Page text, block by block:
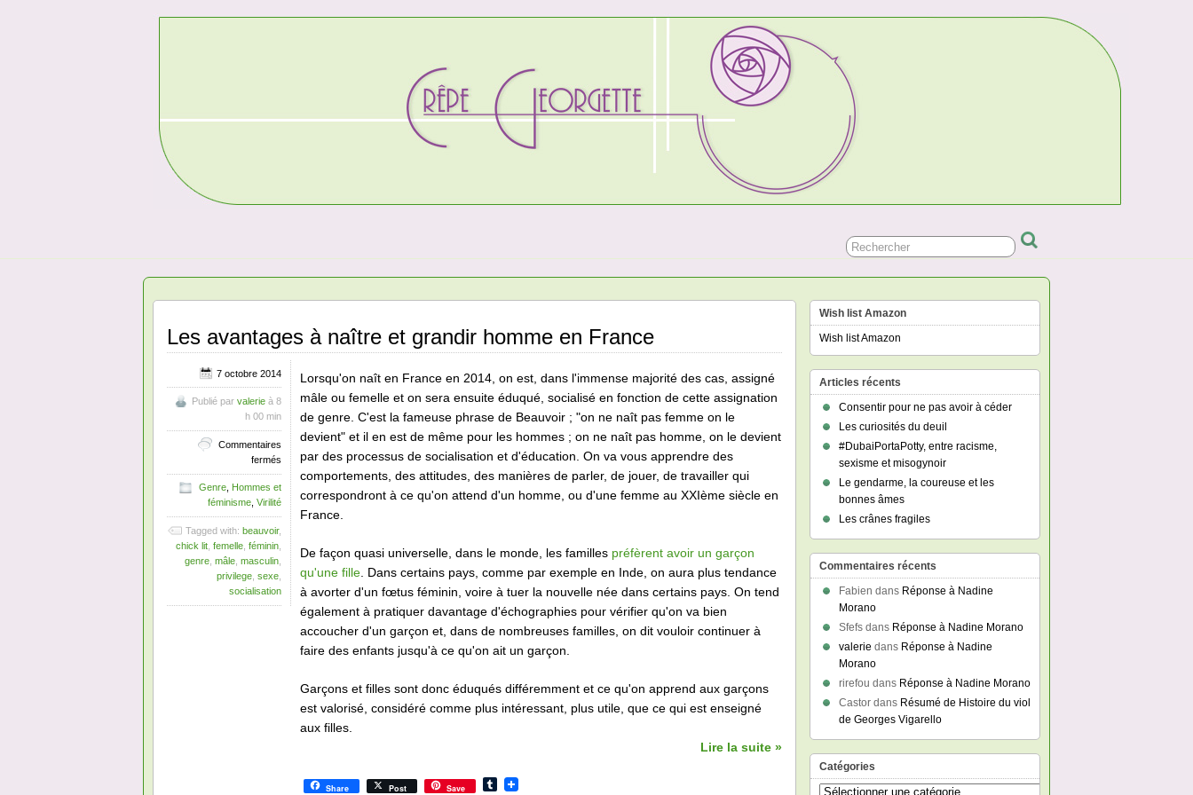
Les avantages à naître et grandir homme en France
Lorsqu'on naît en France en 2014, on est, dans l'immense majorité des cas, assigné
mâle ou femelle et on sera ensuite éduqué, socialisé en fonction de cette assignation
de genre. C'est la fameuse phrase de Beauvoir ; "on ne naît pas femme on le
devient" et il en est de même pour les hommes ; on ne naît pas homme, on le devient
par des processus de socialisation et d'éducation. On va vous apprendre des
comportements, des attitudes, des manières de parler, de jouer, de travailler qui
correspondront à ce qu'on attend d'un homme, ou d'une femme au XXIème siècle en
France.
De façon quasi universelle, dans le monde, les familles préfèrent avoir un garçon
qu'une fille . Dans certains pays, comme par exemple en Inde, on aura plus tendance
à avorter d'un fœtus féminin, voire à tuer la nouvelle née dans certains pays. On tend
également à pratiquer davantage d'échographies pour vérifier qu'on va bien
accoucher d'un garçon et, dans de nombreuses familles, on dit vouloir continuer à
faire des enfants jusqu'à ce qu'on ait un garçon.
Garçons et filles sont donc éduqués différemment et ce qu'on apprend aux garçons
est valorisé, considéré comme plus intéressant, plus utile, que ce qui est enseigné
aux filles.
Lire la suite »
Share Post Save Tumblr
7 octobre 2014
Publié par valerie à 8
h 00 min
Commentaires
fermés sur
Les
avantages
à
naître
grandir
homme
en
France
Genre, Hommes et
féminisme, Virilité
Tagged with: beauvoir,
chick lit femelle féminin
genre mâle masculin
privilege sexe
socialisation
Wish list Amazon
Wish list Amazon
Articles récents
Consentir pour ne pas avoir à céder
Les curiosités du deuil
#DubaiPortaPotty, entre racisme,
sexisme et misogynoir
Le gendarme, la coureuse et les
bonnes âmes
Les crânes fragiles
Commentaires récents
Fabien dans Réponse à Nadine
Morano
Sfefs dans Réponse à Nadine Morano
valerie dans Réponse à Nadine
Morano
rirefou dans Réponse à Nadine Morano
Castor dans Résumé de Histoire du viol
de Georges Vigarello
Catégories
Catégories